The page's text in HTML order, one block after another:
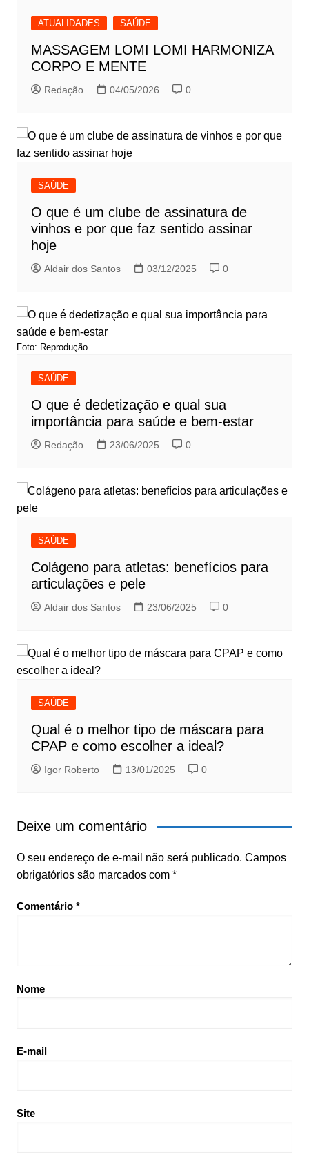
ATUALIDADES SAÚDE
MASSAGEM LOMI LOMI HARMONIZA
CORPO E MENTE
Redação 04/05/2026 0
SAÚDE
O que é um clube de assinatura de
vinhos e por que faz sentido assinar
hoje
Aldair dos Santos 03/12/2025 0
Foto: Reprodução
SAÚDE
O que é dedetização e qual sua
importância para saúde e bem-estar
Redação 23/06/2025 0
SAÚDE
Colágeno para atletas: benefícios para
articulações e pele
Aldair dos Santos 23/06/2025 0
SAÚDE
Qual é o melhor tipo de máscara para
CPAP e como escolher a ideal?
Igor Roberto 13/01/2025 0
Deixe um comentário
O seu endereço de e-mail não será publicado. Campos
obrigatórios são marcados com *
Comentário *
Nome
E-mail
Site